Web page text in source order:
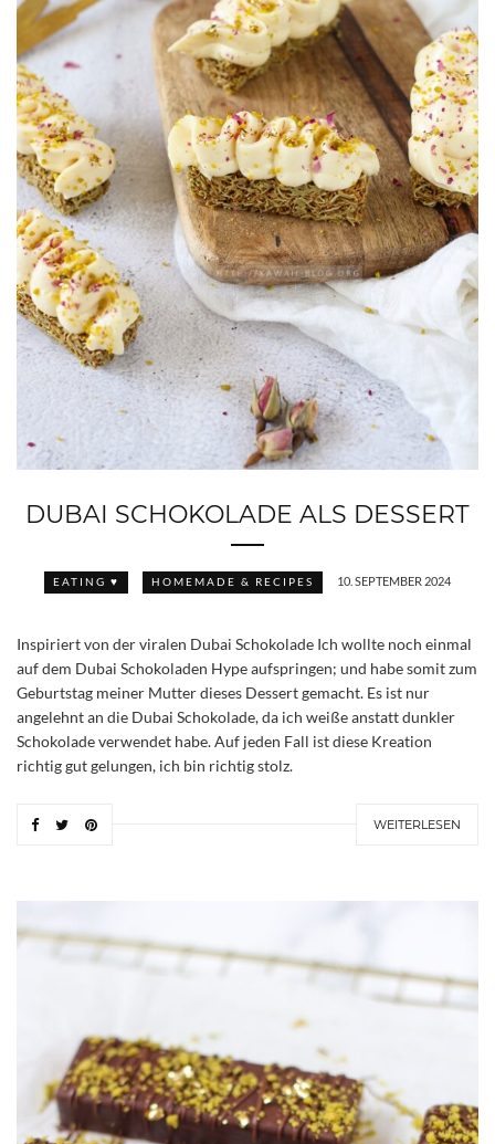
DUBAI SCHOKOLADE ALS DESSERT
EATING ♥ HOMEMADE & RECIPES 10. SEPTEMBER 2024
Inspiriert von der viralen Dubai Schokolade Ich wollte noch einmal
auf dem Dubai Schokoladen Hype aufspringen; und habe somit zum
Geburtstag meiner Mutter dieses Dessert gemacht. Es ist nur
angelehnt an die Dubai Schokolade, da ich weiße anstatt dunkler
Schokolade verwendet habe. Auf jeden Fall ist diese Kreation
richtig gut gelungen, ich bin richtig stolz.
WEITERLESEN